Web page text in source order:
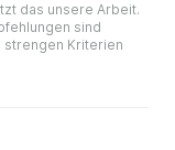
das unsere Arbeit.
sind
strengen Kriterien